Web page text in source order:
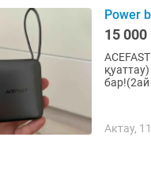
Power
15 000
бар!(2ай
Актау,